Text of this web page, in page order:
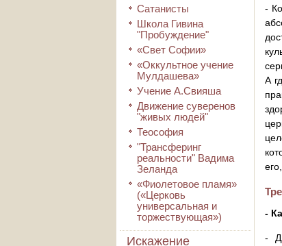
Сатанисты
Школа Гивина
"Пробуждение"
«Свет Софии»
«Оккультное учение
Мулдашева»
Учение А.Свияша
Движение суверенов
"живых людей"
Теософия
"Трансферинг
реальности" Вадима
Зеланда
«Фиолетовое пламя»
(«Церковь
универсальная и
торжествующая»)
Искажение
-
А
-
-